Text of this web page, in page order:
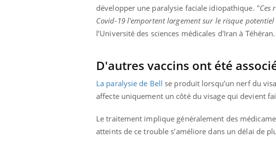
développer une paralysie faciale idiopathique. "Ces
Covid-19 l'emportent largement sur le risque
l’Université des sciences médicales d'Iran à Téhéran.
D'autres vaccins ont été
La paralysie de Bell se produit lorsqu’un nerf du
affecte uniquement un côté du visage qui devient
Le traitement implique généralement des
atteints de ce trouble s’améliore dans un délai de